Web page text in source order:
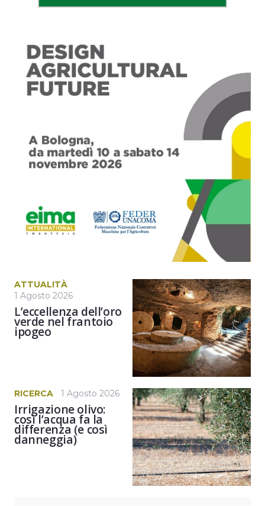
ATTUALITÀ
1 Agosto 2026
L’eccellenza dell’oro
verde nel frantoio
ipogeo
RICERCA 1 Agosto 2026
Irrigazione olivo:
così l’acqua fa la
differenza (e così
danneggia)